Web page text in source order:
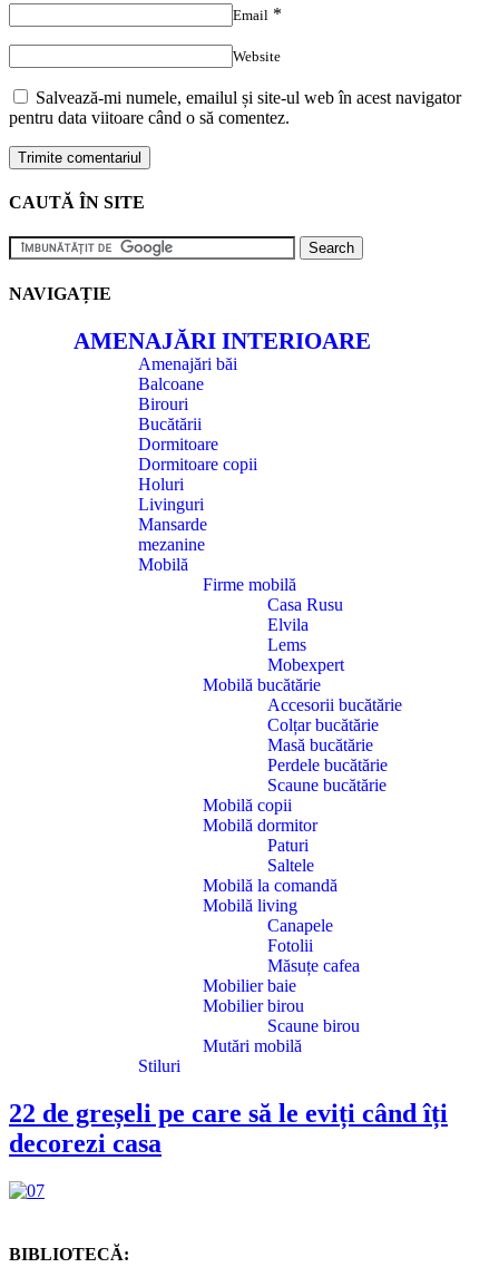
Email *
Website
Salvează-mi numele, emailul și site-ul web în acest navigator
pentru data viitoare când o să comentez.
CAUTĂ ÎN SITE
NAVIGAȚIE
AMENAJĂRI INTERIOARE
Amenajări băi
Balcoane
Birouri
Bucătării
Dormitoare
Dormitoare copii
Holuri
Livinguri
Mansarde
mezanine
Mobilă
Firme mobilă
Casa Rusu
Elvila
Lems
Mobexpert
Mobilă bucătărie
Accesorii bucătărie
Colțar bucătărie
Masă bucătărie
Perdele bucătărie
Scaune bucătărie
Mobilă copii
Mobilă dormitor
Paturi
Saltele
Mobilă la comandă
Mobilă living
Canapele
Fotolii
Măsuțe cafea
Mobilier baie
Mobilier birou
Scaune birou
Mutări mobilă
Stiluri
22 de greșeli pe care să le eviți când îți
decorezi casa
BIBLIOTECĂ: